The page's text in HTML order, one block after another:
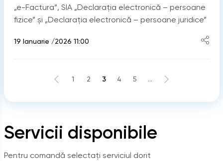
Servicii disponibile
Pentru comandă selectați serviciul dorit
„e-Factura”, SIA „Declarația electronică – persoane
fizice” și „Declarația electronică – persoane juridice”
19 Ianuarie /2026 11:00
1 2 3 4 5 ...